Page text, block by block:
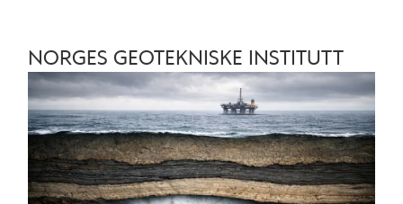
NORGES GEOTEKNISKE INSTITUTT